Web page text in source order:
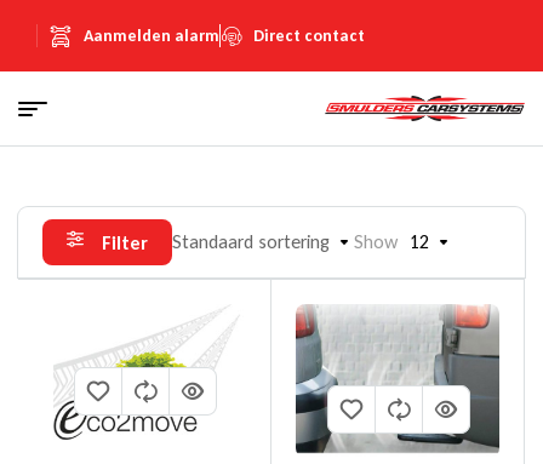
Aanmelden alarm Direct contact
Filter Standaard sortering Show 12